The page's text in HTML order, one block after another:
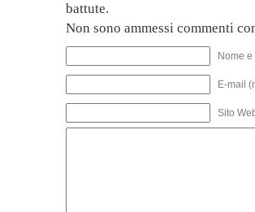
battute.
Non sono ammessi commenti
Nome
E-mail
Sito